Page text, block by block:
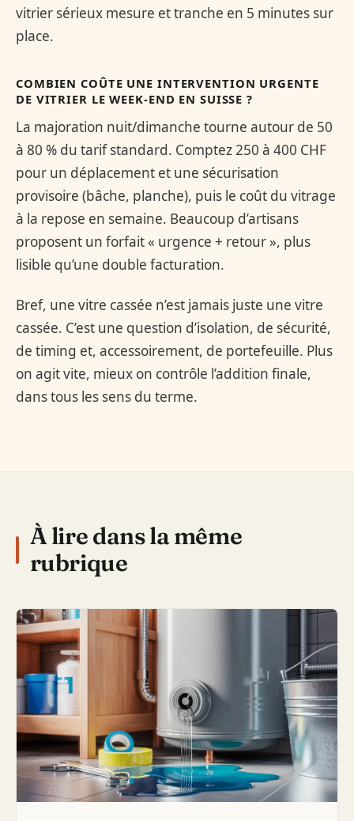
vitrier sérieux mesure et tranche en 5 minutes sur
place.
COMBIEN COÛTE UNE INTERVENTION URGENTE
DE VITRIER LE WEEK-END EN SUISSE ?
La majoration nuit/dimanche tourne autour de 50
à 80 % du tarif standard. Comptez 250 à 400 CHF
pour un déplacement et une sécurisation
provisoire (bâche, planche), puis le coût du vitrage
à la repose en semaine. Beaucoup d’artisans
proposent un forfait « urgence + retour », plus
lisible qu’une double facturation.
Bref, une vitre cassée n’est jamais juste une vitre
cassée. C’est une question d’isolation, de sécurité,
de timing et, accessoirement, de portefeuille. Plus
on agit vite, mieux on contrôle l’addition finale,
dans tous les sens du terme.
À lire dans la même
rubrique